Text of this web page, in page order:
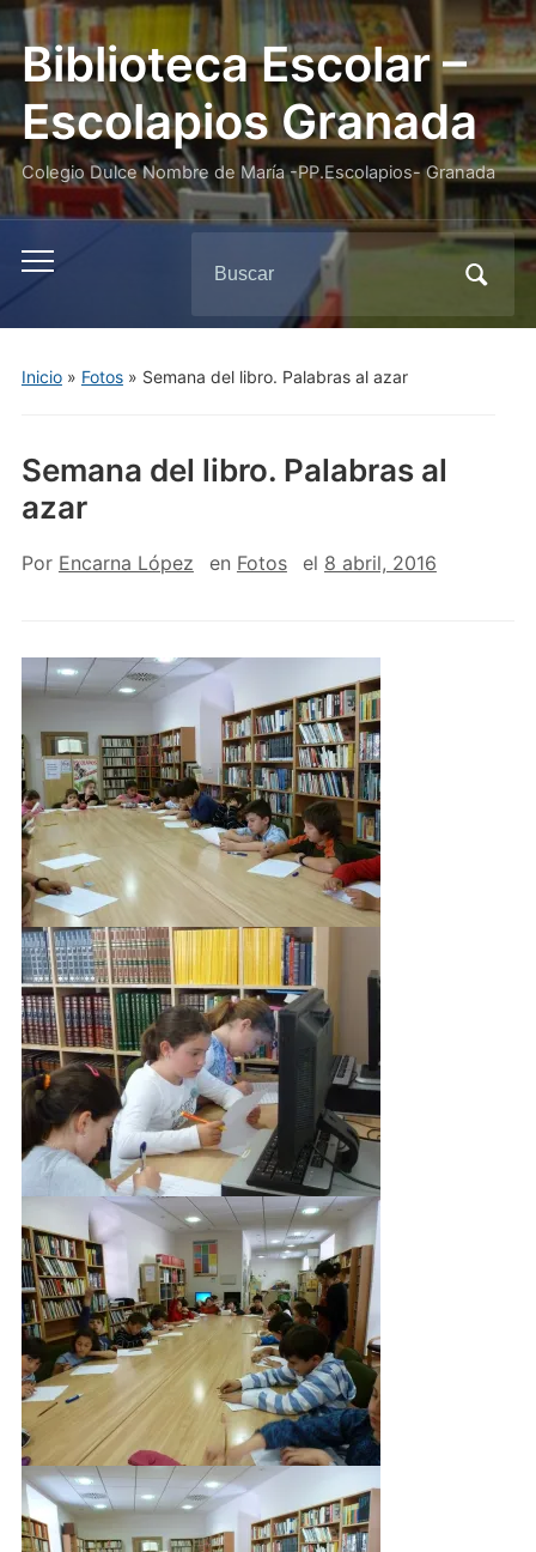
Biblioteca Escolar –
Escolapios Granada
Colegio Dulce Nombre de María -PP.Escolapios- Granada
Alternar
menú
móvil
Inicio» Fotos» Semana del libro. Palabras al azar
Semana del libro. Palabras al
azar
Por Encarna López en Fotos el 8 abril, 2016